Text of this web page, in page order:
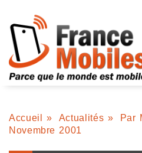
Accueil » Actualités » Par
Novembre 2001